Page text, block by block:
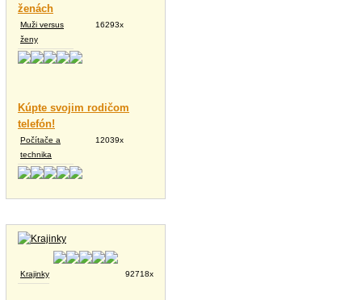
ženách
Muži versus
ženy
16293x
Kúpte svojim rodičom
telefón!
Počítače a
technika
12039x
Krajinky 92718x